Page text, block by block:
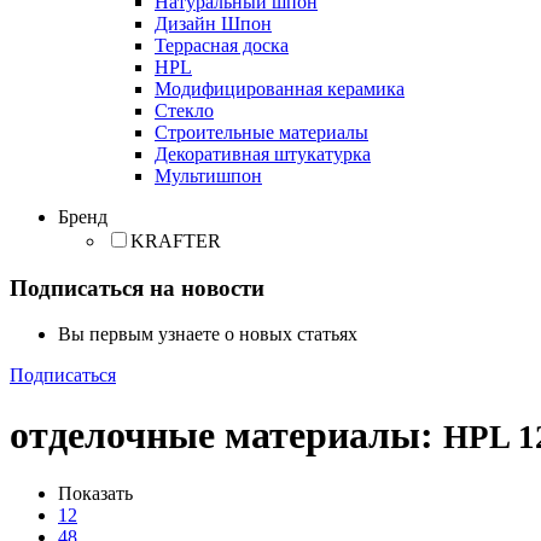
Дизайн Шпон
Террасная доска
HPL
Модифицированная керамика
Стекло
Строительные материалы
Декоративная штукатурка
Мультишпон
Бренд
KRAFTER
Подписаться на новости
Вы первым узнаете о новых статьях
Подписаться
отделочные материалы: HPL
Показать
12